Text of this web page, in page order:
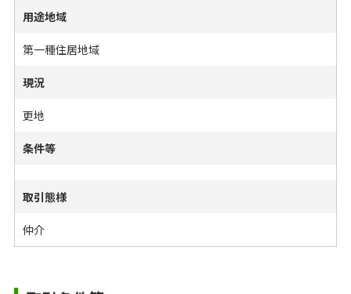
用途地域
第一種住居地域
現況
更地
条件等
取引態様
仲介